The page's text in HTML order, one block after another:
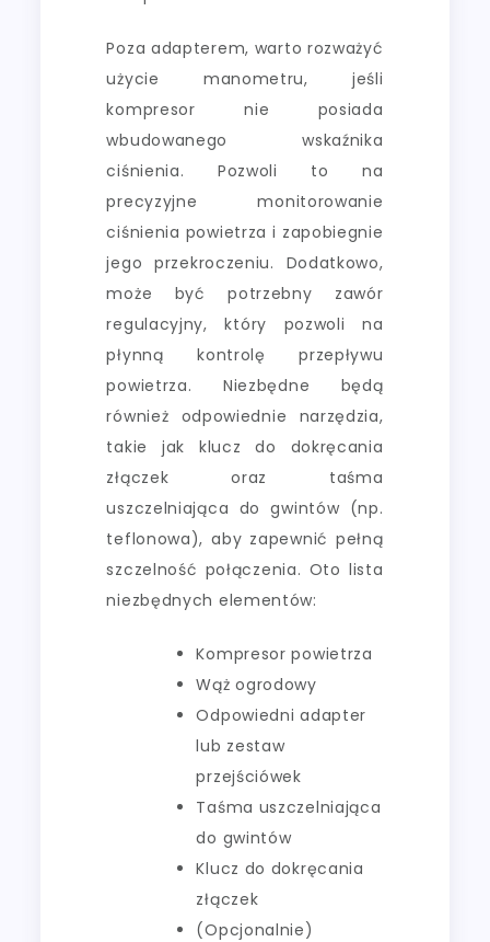
Poza adapterem, warto rozważyć
użycie manometru, jeśli
kompresor nie posiada
wbudowanego wskaźnika
ciśnienia. Pozwoli to na
precyzyjne monitorowanie
ciśnienia powietrza i zapobiegnie
jego przekroczeniu. Dodatkowo,
może być potrzebny zawór
regulacyjny, który pozwoli na
płynną kontrolę przepływu
powietrza. Niezbędne będą
również odpowiednie narzędzia,
takie jak klucz do dokręcania
złączek oraz taśma
uszczelniająca do gwintów (np.
teflonowa), aby zapewnić pełną
szczelność połączenia. Oto lista
niezbędnych elementów:
Kompresor powietrza
Wąż ogrodowy
Odpowiedni adapter
lub zestaw
przejściówek
Taśma uszczelniająca
do gwintów
Klucz do dokręcania
złączek
(Opcjonalnie)